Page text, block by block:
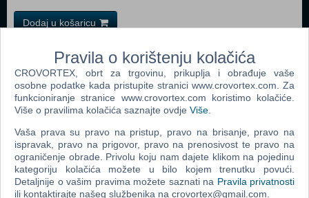
Dodaj u košaricu
Popularno
Easy Nails - Perfect Paint Nail Spa (05776) (N)
Bop It Micro
Boon - Pipes (B11088)
Easy Braids (06455) (N)
Boon - Lawn, Green (B377)
Bop It 2016
Pravila o korištenju kolačića
CROVORTEX, obrt za trgovinu, prikuplja i obrađuje vaše
osobne podatke kada pristupite stranici www.crovortex.com. Za
funkcioniranje stranice www.crovortex.com koristimo kolačiće.
Više o pravilima kolačića saznajte ovdje Više
Vaša prava su pravo na pristup, pravo na brisanje, pravo na
ispravak, pravo na prigovor, pravo na prenosivost te pravo na
ograničenje obrade. Privolu koju nam dajete klikom na pojedinu
kategoriju kolačića možete u bilo kojem trenutku povući.
Detaljnije o vašim pravima možete saznati na Pravila privatnosti
ili kontaktirajte našeg službenika na crovortex@gmail.com.